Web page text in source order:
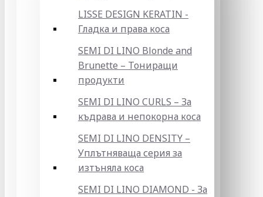
LISSE DESIGN KERATIN -
Гладка и права коса
SEMI DI LINO Blonde and
Brunette – Тониращи
продукти
SEMI DI LINO CURLS – За
къдрава и непокорна коса
SEMI DI LINO DENSITY –
Уплътняваща серия за
изтъняла коса
SEMI DI LINO DIAMOND - За